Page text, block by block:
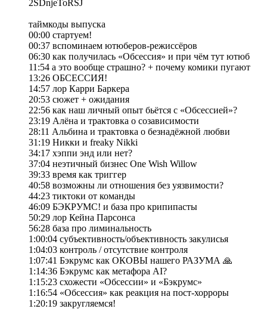
2SDnjeToRSJ
таймкоды выпуска
00:00 стартуем!
00:37 вспоминаем ютюберов-режиссёров
06:30 как получилась «Обсессия» и при чём тут ютюб
11:54 а это вообще страшно? + почему комики пугают
13:26 ОБСЕССИЯ!
14:57 лор Карри Баркера
20:53 сюжет + ожидания
22:56 как наш личный опыт бьётся с «Обсессией»?
23:19 Алёна и трактовка о созависимости
28:11 Альбина и трактовка о безнадёжной любви
31:19 Никки и freaky Nikki
34:17 хэппи энд или нет?
37:04 неэтичный бизнес One Wish Willow
39:33 время как триггер
40:58 возможны ли отношения без уязвимости?
44:23 тиктоки от команды
46:09 БЭКРУМС! и база про крипипасты
50:29 лор Кейна Парсонса
56:28 база про лиминальность
1:00:04 субъективность/объективность закулисья
1:04:03 контроль / отсутствие контроля
1:07:41 Бэкрумс как ОКОВЫ нашего РАЗУМА 🙏
1:14:36 Бэкрумс как метафора AI?
1:15:23 схожести «Обсессии» и «Бэкрумс»
1:16:54 «Обсессия» как реакция на пост-хорроры
1:20:19 закругляемся!